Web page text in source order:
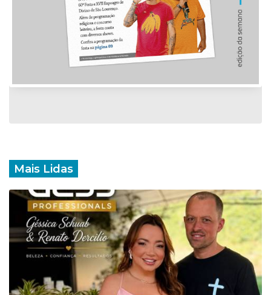
Mais Lidas